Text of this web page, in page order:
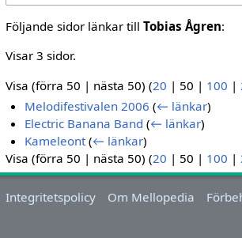
Följande sidor länkar till Tobias Ågren:
Visar 3 sidor.
Visa (förra 50 | nästa 50) (20 | 50 | 100 |
Melodifestivalen 2006 (← länkar)
Electric Banana Band (← länkar)
Kameleont (← länkar)
Visa (förra 50 | nästa 50) (20 | 50 | 100 |
Integritetspolicy Om Mellopedia